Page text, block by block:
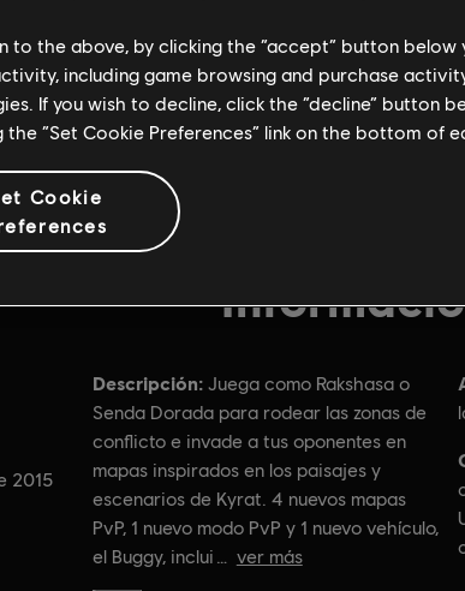
2015
Descripción: Juega como Rakshasa o
Senda Dorada para rodear las zonas de
conflicto e invade a tus oponentes en
mapas inspirados en los paisajes y
escenarios de Kyrat. 4 nuevos mapas
PvP, 1 nuevo modo PvP y 1 nuevo vehículo,
el Buggy, inclui
ver más
to the above, by clicking the “accept” button
including game browsing and purchase
If you wish to decline, click the “decline” button
the “Set Cookie Preferences” link on the bottom of
Cookie